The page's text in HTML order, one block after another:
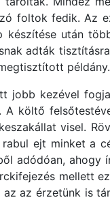
foltok fedik. Az
után
adták
példány.
jobb kezével
költő
visel.
ejt minket a
adódóan, ahogy
mellett
az érzetünk is